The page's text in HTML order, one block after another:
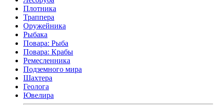
Плотника
Траппера
Оружейника
Рыбака
Повара: Рыба
Повара: Крабы
Ремесленника
Подземного мира
Шахтера
Геолога
Ювелира